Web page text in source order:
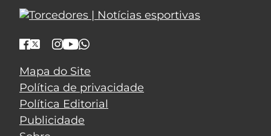
Mapa do Site
Política de privacidade
Política Editorial
Publicidade